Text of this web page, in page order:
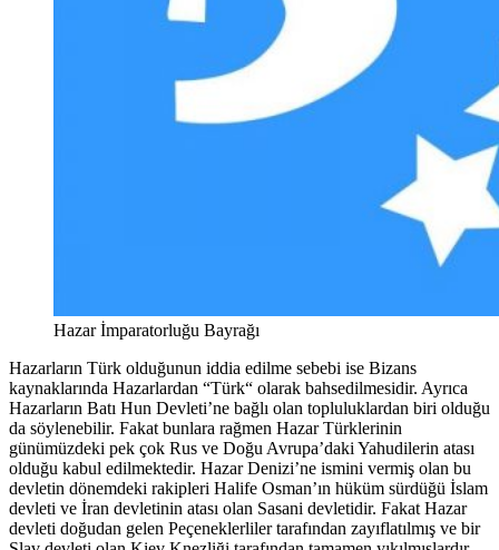
Hazar İmparatorluğu Bayrağı
Hazarların Türk olduğunun iddia edilme sebebi ise Bizans
kaynaklarında Hazarlardan “Türk“ olarak bahsedilmesidir. Ayrıca
Hazarların Batı Hun Devleti’ne bağlı olan topluluklardan biri olduğu
da söylenebilir. Fakat bunlara rağmen Hazar Türklerinin
günümüzdeki pek çok Rus ve Doğu Avrupa’daki Yahudilerin atası
olduğu kabul edilmektedir. Hazar Denizi’ne ismini vermiş olan bu
devletin dönemdeki rakipleri Halife Osman’ın hüküm sürdüğü İslam
devleti ve İran devletinin atası olan Sasani devletidir. Fakat Hazar
devleti doğudan gelen Peçeneklerliler tarafından zayıflatılmış ve bir